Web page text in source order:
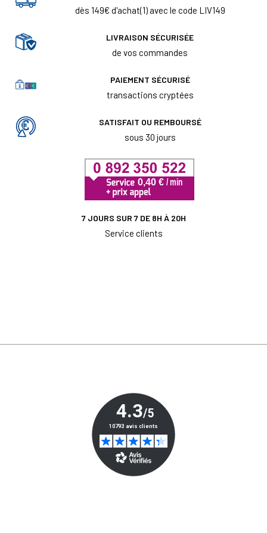
dès 149€ d'achat(1) avec le code LIV149
LIVRAISON SÉCURISÉE
de vos commandes
PAIEMENT SÉCURISÉ
transactions cryptées
SATISFAIT OU REMBOURSÉ
sous 30 jours
7 JOURS SUR 7 DE 8H À 20H
Service clients